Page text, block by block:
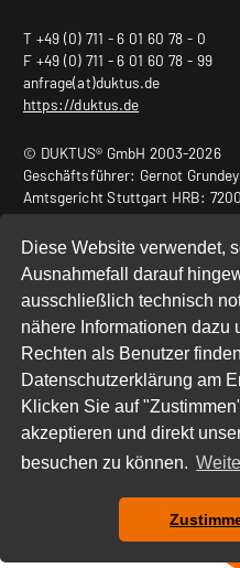
Diese Website verwendet,
Ausnahmefall darauf
ausschließlich technisch
nähere Informationen dazu
Rechten als Benutzer
Datenschutzerklärung am
Klicken Sie auf
akzeptieren und direkt
besuchen zu können.
T +49 (0) 711 - 6 01 60 78 - 0
F +49 (0) 711 - 6 01 60 78 - 99
anfrage(at)duktus.de
https://duktus.de
© DUKTUS® GmbH 2003-2026
Geschäftsführer: Gernot Grundey
Amtsgericht Stuttgart HRB:
USt.-ID Nr.: DE240932011
Start|Datenschutz|Impressum